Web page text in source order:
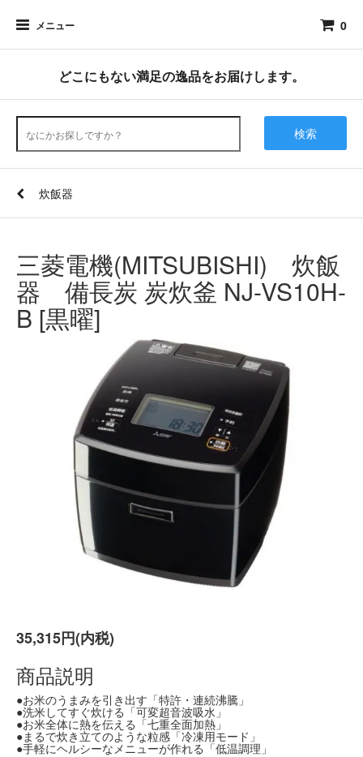
メニュー 0
どこにもない満足の逸品をお届けします。
検索
炊飯器
三菱電機(MITSUBISHI) 炊飯
器 備長炭 炭炊釜 NJ-VS10H-
B [黒曜]
35,315円(内税)
商品説明
●お米のうまみを引き出す「特許・連続沸騰」
●洗米してすぐ炊ける「可変超音波吸水」
●お米全体に熱を伝える「七重全面加熱」
●まるで炊き立てのような粒感「冷凍用モード」
●手軽にヘルシーなメニューが作れる「低温調理」